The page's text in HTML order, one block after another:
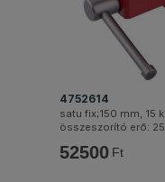
4752614
satu fix;150 mm, 15
összeszorító erő: 25
52500 Ft